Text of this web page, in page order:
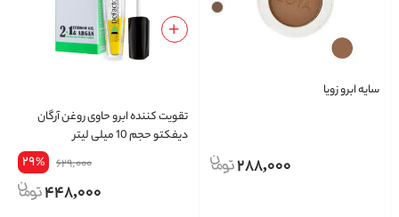
سایه ابرو زویا
288,000
تقویت کننده ابرو حاوی روغن آرگان
دیفکتو حجم 10 میلی لیتر
629,000
29%
448,000